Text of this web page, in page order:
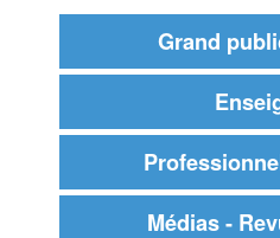
Grand
Médias -